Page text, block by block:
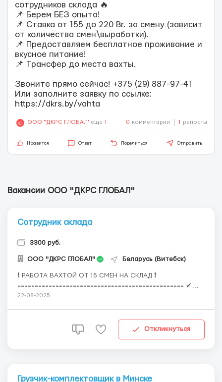
сотрудников склада 🔥
📌 Берем БЕЗ опыта!
📌 Ставка от 155 до 220 Br. за смену (зависит
от количества смен\выработки).
📌 Предоставляем бесплатное проживание и
вкусное питание!
📌 Трансфер до места вахты.
Звоните прямо сейчас! +375 (29) 887-97-41
Или заполните заявку по ссылке:
https://dkrs.by/vahta
OOO "ДКРС ГЛОБАЛ" еще 1 0 комментарии 1 репосты
Нравится Ответ Поделиться Отправить
Вакансии OOO "ДКРС ГЛОБАЛ"
Сотрудник склада
3300 руб.
OOO "ДКРС ГЛОБАЛ" Беларусь (Витебск)
❗ РАБОТА ВАХТОЙ ОТ 15 СМЕН НА СКЛАД ❗
================================================ ✔
ВАКАНСИЯ СОТРУДНИК НА СКЛАД ✔ Ставка от 155 до
================================================ ✅
22-08-2025
Откликнуться
Грузчик-комплектовщик в Минске